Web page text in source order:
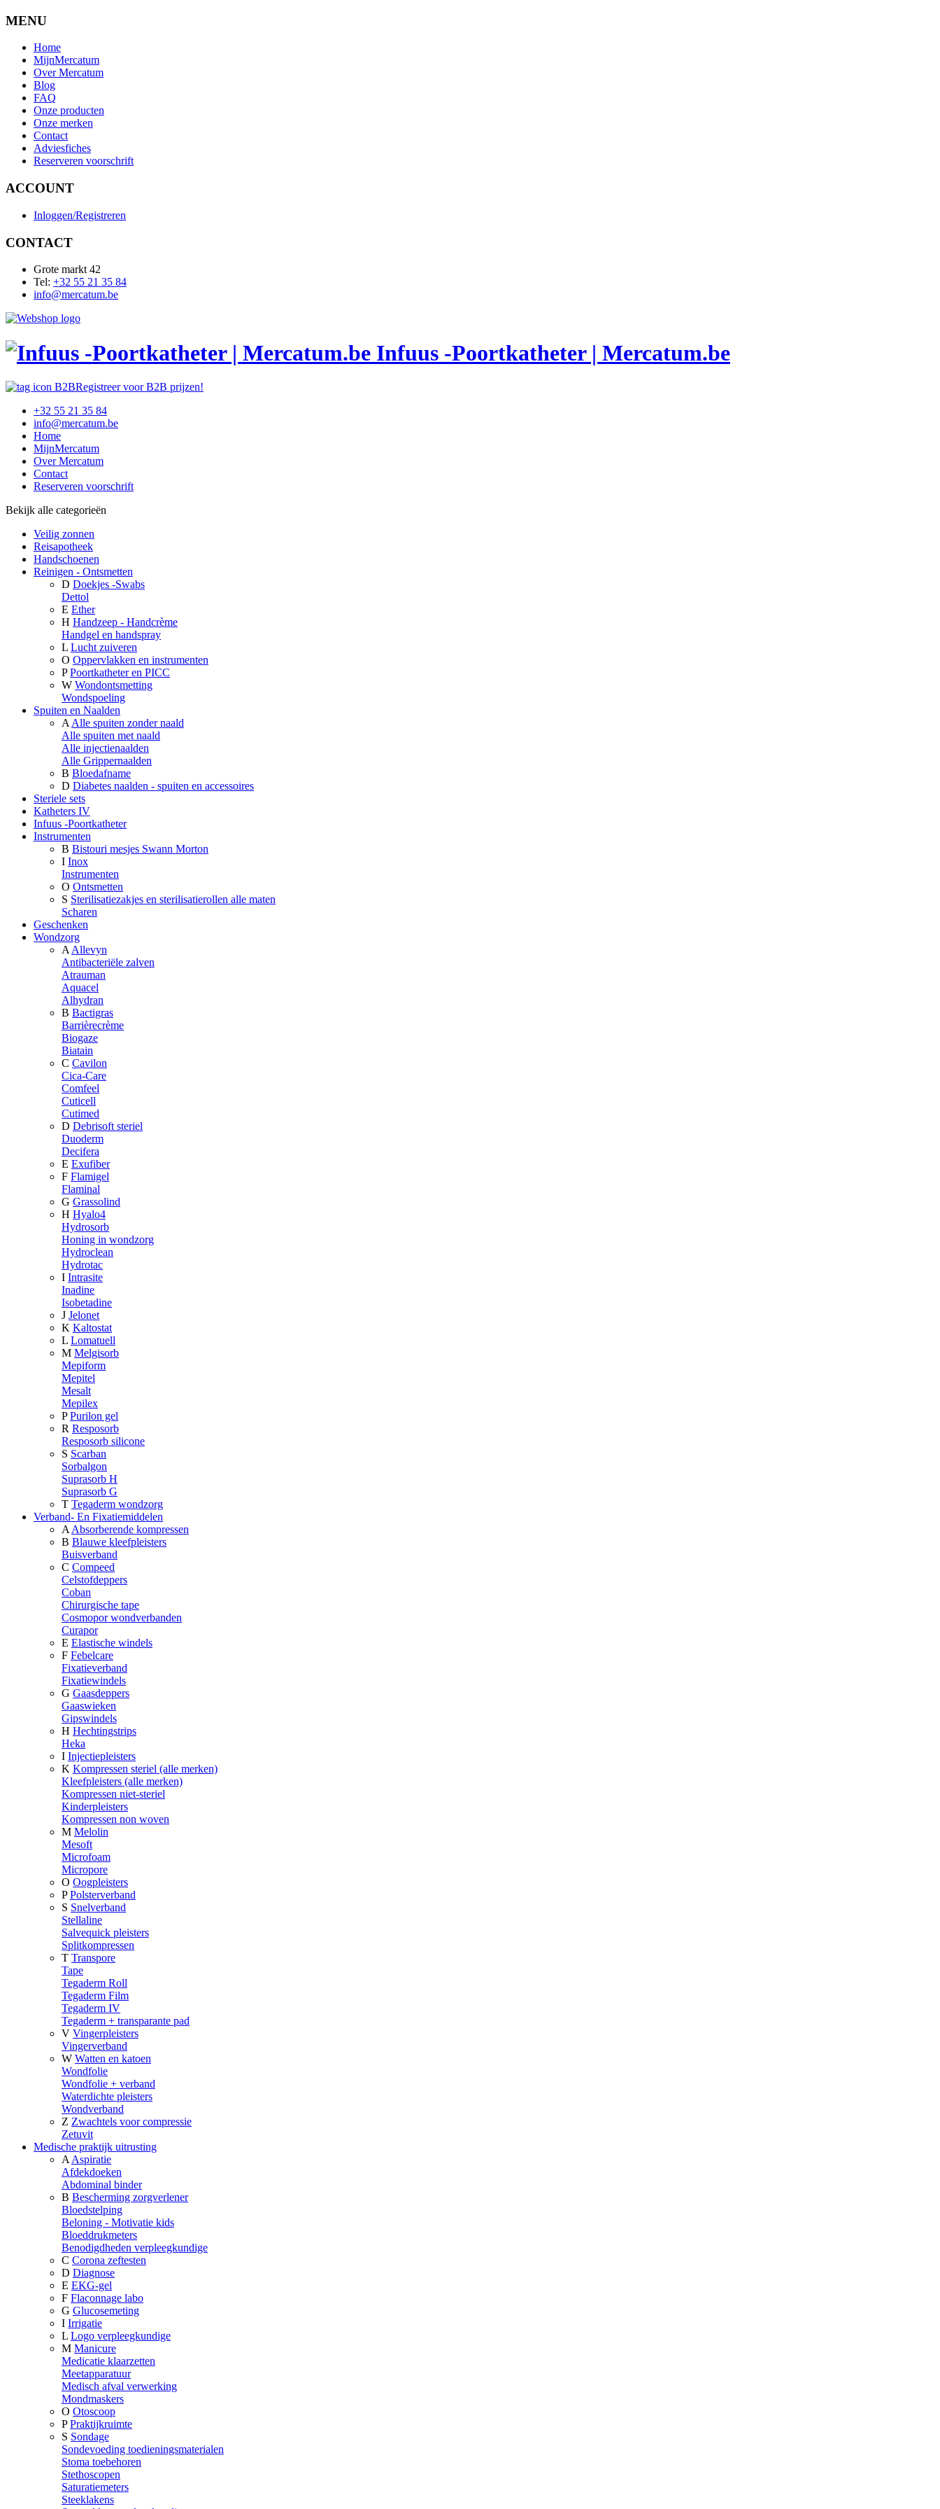
MENU
Home
MijnMercatum
Over Mercatum
Blog
FAQ
Onze producten
Onze merken
Contact
Adviesfiches
Reserveren voorschrift
ACCOUNT
Inloggen/Registreren
CONTACT
Grote markt 42
Tel: +32 55 21 35 84
info@mercatum.be
Infuus -Poortkatheter | Mercatum.be
Registreer voor B2B prijzen!
+32 55 21 35 84
info@mercatum.be
Home
MijnMercatum
Over Mercatum
Contact
Reserveren voorschrift
Bekijk alle categorieën
Veilig zonnen
Reisapotheek
Handschoenen
Reinigen - Ontsmetten
D Doekjes -Swabs
Dettol
E Ether
H Handzeep - Handcrème
Handgel en handspray
L Lucht zuiveren
O Oppervlakken en instrumenten
P Poortkatheter en PICC
W Wondontsmetting
Wondspoeling
Spuiten en Naalden
A Alle spuiten zonder naald
Alle spuiten met naald
Alle injectienaalden
Alle Grippernaalden
B Bloedafname
D Diabetes naalden - spuiten en accessoires
Steriele sets
Katheters IV
Infuus -Poortkatheter
Instrumenten
B Bistouri mesjes Swann Morton
I Inox
Instrumenten
O Ontsmetten
S Sterilisatiezakjes en sterilisatierollen alle maten
Scharen
Geschenken
Wondzorg
A Allevyn
Antibacteriële zalven
Atrauman
Aquacel
Alhydran
B Bactigras
Barrièrecrème
Biogaze
Biatain
C Cavilon
Cica-Care
Comfeel
Cuticell
Cutimed
D Debrisoft steriel
Duoderm
Decifera
E Exufiber
F Flamigel
Flaminal
G Grassolind
H Hyalo4
Hydrosorb
Honing in wondzorg
Hydroclean
Hydrotac
I Intrasite
Inadine
Isobetadine
J Jelonet
K Kaltostat
L Lomatuell
M Melgisorb
Mepiform
Mepitel
Mesalt
Mepilex
P Purilon gel
R Resposorb
Resposorb silicone
S Scarban
Sorbalgon
Suprasorb H
Suprasorb G
T Tegaderm wondzorg
Verband- En Fixatiemiddelen
A Absorberende kompressen
B Blauwe kleefpleisters
Buisverband
C Compeed
Celstofdeppers
Coban
Chirurgische tape
Cosmopor wondverbanden
Curapor
E Elastische windels
F Febelcare
Fixatieverband
Fixatiewindels
G Gaasdeppers
Gaaswieken
Gipswindels
H Hechtingstrips
Heka
I Injectiepleisters
K Kompressen steriel (alle merken)
Kleefpleisters (alle merken)
Kompressen niet-steriel
Kinderpleisters
Kompressen non woven
M Melolin
Mesoft
Microfoam
Micropore
O Oogpleisters
P Polsterverband
S Snelverband
Stellaline
Salvequick pleisters
Splitkompressen
T Transpore
Tape
Tegaderm Roll
Tegaderm Film
Tegaderm IV
Tegaderm + transparante pad
V Vingerpleisters
Vingerverband
W Watten en katoen
Wondfolie
Wondfolie + verband
Waterdichte pleisters
Wondverband
Z Zwachtels voor compressie
Zetuvit
Medische praktijk uitrusting
A Aspiratie
Afdekdoeken
Abdominal binder
B Bescherming zorgverlener
Bloedstelping
Beloning - Motivatie kids
Bloeddrukmeters
Benodigdheden verpleegkundige
C Corona zeftesten
D Diagnose
E EKG-gel
F Flaconnage labo
G Glucosemeting
I Irrigatie
L Logo verpleegkundige
M Manicure
Medicatie klaarzetten
Meetapparatuur
Medisch afval verwerking
Mondmaskers
O Otoscoop
P Praktijkruimte
S Sondage
Sondevoeding toedieningsmaterialen
Stoma toebehoren
Stethoscopen
Saturatiemeters
Steeklakens